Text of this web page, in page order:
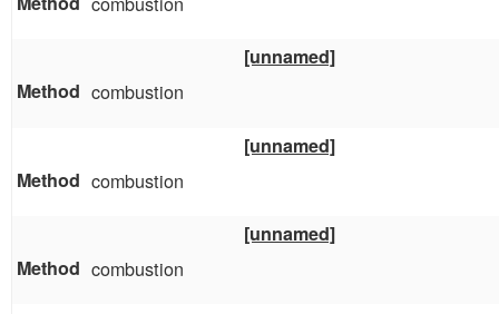
[unnamed]
combustion
[unnamed]
combustion
[unnamed]
combustion